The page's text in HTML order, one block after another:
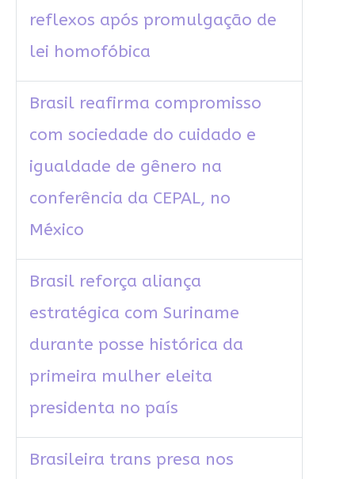
reflexos após promulgação de
lei homofóbica
Brasil reafirma compromisso
com sociedade do cuidado e
igualdade de gênero na
conferência da CEPAL, no
México
Brasil reforça aliança
estratégica com Suriname
durante posse histórica da
primeira mulher eleita
presidenta no país
Brasileira trans presa nos